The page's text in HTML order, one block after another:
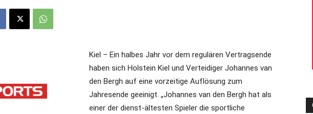
für
Kiel – Ein halbes Jahr vor dem regulären Vertragsende
haben sich Holstein Kiel und Verteidiger Johannes van
den Bergh auf eine vorzeitige Auflösung zum
Jahresende geeinigt. „Johannes van den Bergh hat als
einer der dienst-ältesten Spieler die sportliche